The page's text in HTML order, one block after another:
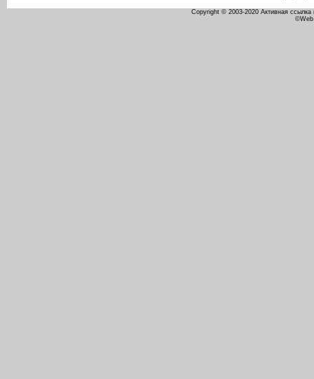
Copyright © 2003-2020 Активная ссылка